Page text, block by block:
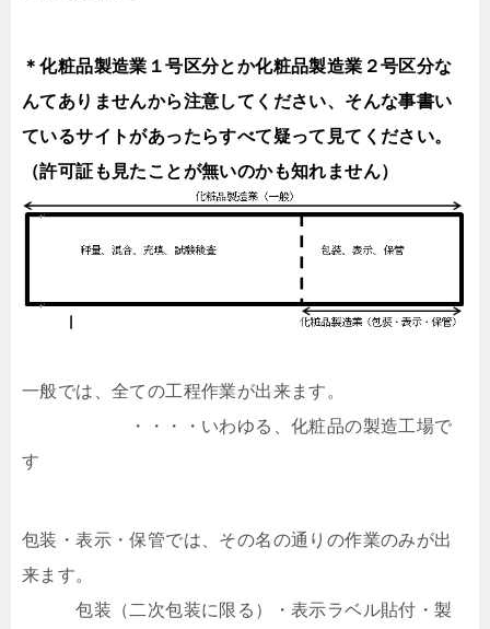
＊化粧品製造業１号区分とか化粧品製造業２号区分な
んてありませんから注意してください、そんな事書い
ているサイトがあったらすべて疑って見てください。
（許可証も見たことが無いのかも知れません）
一般では、全ての工程作業が出来ます。
・・・・いわゆる、化粧品の製造工場で
す
包装・表示・保管では、その名の通りの作業のみが出
来ます。
包装（二次包装に限る）・表示ラベル貼付・製